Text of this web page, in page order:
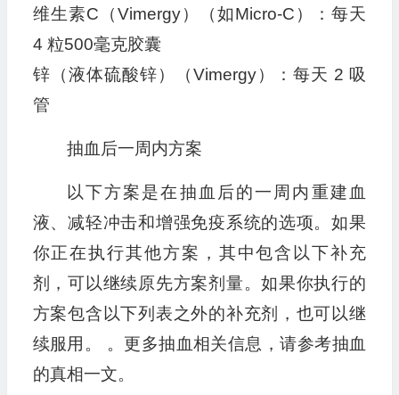
维生素C（Vimergy）（如Micro-C）：每天
4 粒500毫克胶囊
锌（液体硫酸锌）（Vimergy）：每天 2 吸
管
抽血后一周内方案
以下方案是在抽血后的一周内重建血
液、减轻冲击和增强免疫系统的选项。如果
你正在执行其他方案，其中包含以下补充
剂，可以继续原先方案剂量。如果你执行的
方案包含以下列表之外的补充剂，也可以继
续服用。 。更多抽血相关信息，请参考抽血
的真相一文。